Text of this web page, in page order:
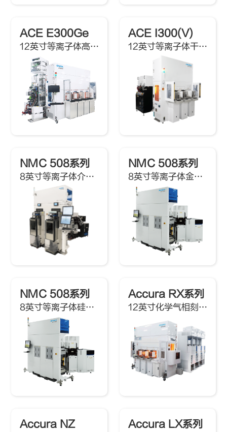
ACE E300Ge
12英寸等离子体高选择比刻蚀机
ACE I300(V)
12英寸等离子体干法去胶机
NMC 508系列
8英寸等离子体介质刻蚀机
NMC 508系列
8英寸等离子体金属刻蚀机
NMC 508系列
8英寸等离子体硅刻蚀机
Accura RX系列
12英寸化学气相刻蚀机
Accura NZ Accura LX系列